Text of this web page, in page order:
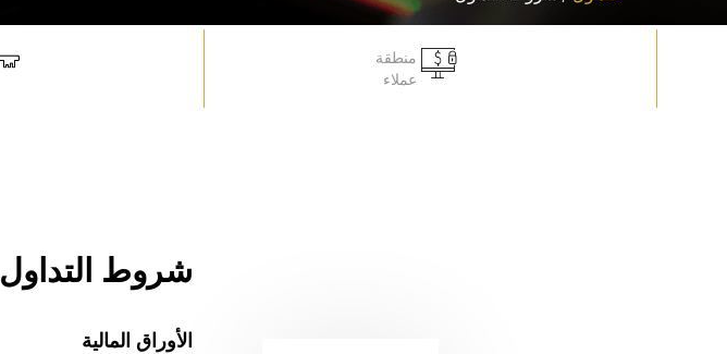
منطقة
عملاء
شروط التداول
الأوراق المالية